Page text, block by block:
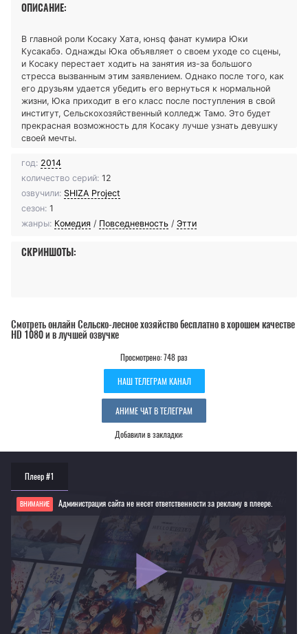
ОПИСАНИЕ:
В главной роли Косаку Хата, юнsq фанат кумира Юки
Кусакабэ. Однажды Юка объявляет о своем уходе со сцены,
и Косаку перестает ходить на занятия из-за большого
cтресса вызванным этим заявлением. Однако после того, как
его друзьям удается убедить его вернуться к нормальной
жизни, Юка приходит в его класс после поступления в свой
институт, Сельскохозяйственный колледж Тамо. Это будет
прекрасная возможность для Косаку лучше узнать девушку
своей мечты.
год: 2014
количество серий: 12
озвучили: SHIZA Project
сезон: 1
жанры: Комедия / Повседневность / Этти
СКРИНШОТЫ:
Смотреть онлайн Сельско-лесное хозяйство бесплатно в хорошем качестве
HD 1080 и в лучшей озвучке
Просмотрено: 748 раз
НАШ ТЕЛЕГРАМ КАНАЛ
АНИМЕ ЧАТ В ТЕЛЕГРАМ
Добавили в закладки:
Плеер #1
ВНИМАНИЕ Администрация сайта не несет ответственности за рекламу в плеере.
Если видео не работает, обновите страницу или выберите другой плеер!
Для просмотра некоторых аниме необходимо установить VPN
Текущее воспроизведение：Сельско-лесное хозяйство